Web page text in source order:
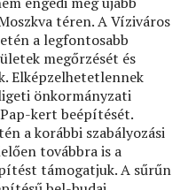
téren. A Víziváros
a legfontosabb
megőrzését és
Elképzelhetetlennek
önkormányzati
kert beépítését.
a korábbi szabályozási
továbbra is a
támogatjuk. A sűrűn